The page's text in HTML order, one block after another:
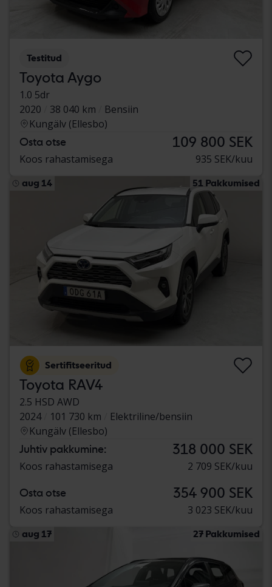
Testitud
Toyota Aygo
1.0 5dr
2020
38 040 km
Bensiin
Kungälv (Ellesbo)
Osta otse 109 800 SEK
Koos rahastamisega 935 SEK/kuu
aug 14 51 Pakkumised
Sertifitseeritud
Toyota RAV4
2.5 HSD AWD
2024
101 730 km
Elektriline/bensiin
Kungälv (Ellesbo)
Juhtiv pakkumine: 318 000 SEK
Koos rahastamisega 2 709 SEK/kuu
Osta otse 354 900 SEK
Koos rahastamisega 3 023 SEK/kuu
aug 17 27 Pakkumised